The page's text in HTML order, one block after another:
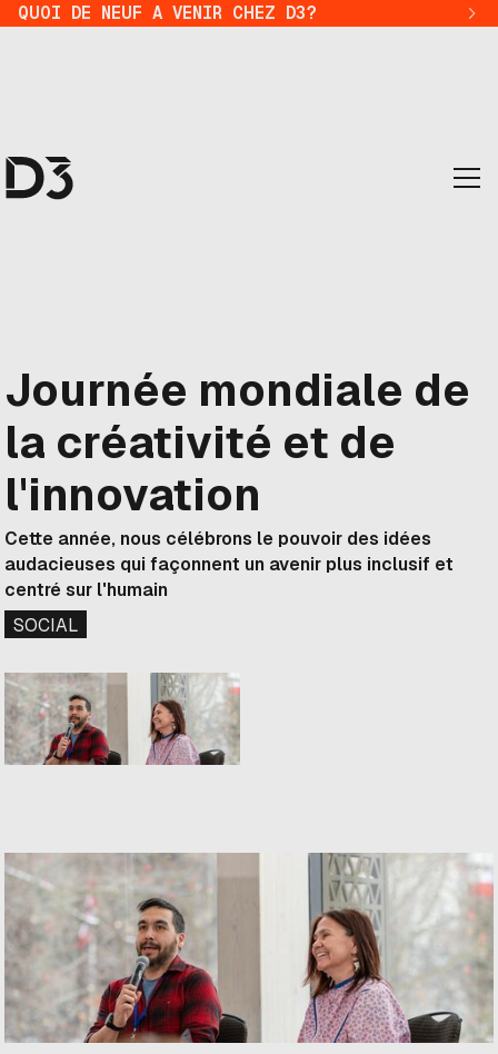
QUOI DE NEUF A VENIR CHEZ D3?
Journée mondiale de
la créativité et de
l'innovation
Cette année, nous célébrons le pouvoir des idées
audacieuses qui façonnent un avenir plus inclusif et
centré sur l'humain
SOCIAL